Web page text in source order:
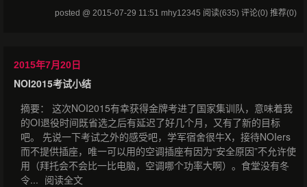
posted @ 2015-07-29 11:51 mhy12345 阅读(635) 评论(0) 推荐(0)
2015年7月20日
NOI2015考试小结
摘要： 这次NOI2015有幸获得金牌考进了国家集训队，意味着我
的OI退役时间既省选之后有延迟了好几个月，又有了新的目标
吧。 先说一下考试之外的感受吧，学军宿舍很牛X，接待NOIers
而不提供插座，唯一可以用的空调插座有因为“安全原因”不允许使
用（拜托会不会比一比电脑，空调哪个功率大啊）。食堂没有冬
令... 阅读全文